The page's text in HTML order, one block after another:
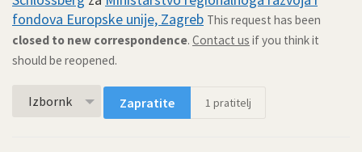
fondova Europske unije, Zagreb This request has been
closed to new correspondence. Contact us if you think it
should be reopened.
Izbornk Zapratite 1 pratitelj